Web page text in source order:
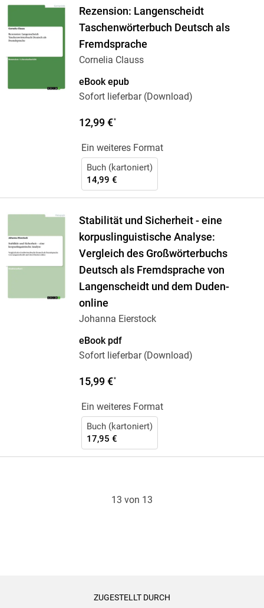
Rezension: Langenscheidt
Taschenwörterbuch Deutsch als
Fremdsprache
Cornelia Clauss
eBook epub
Sofort lieferbar (Download)
12,99 €*
Ein weiteres Format
Buch (kartoniert)
14,99 €
Stabilität und Sicherheit - eine
korpuslinguistische Analyse:
Vergleich des Großwörterbuchs
Deutsch als Fremdsprache von
Langenscheidt und dem Duden-
online
Johanna Eierstock
eBook pdf
Sofort lieferbar (Download)
15,99 €*
Ein weiteres Format
Buch (kartoniert)
17,95 €
13 von 13
ZUGESTELLT DURCH